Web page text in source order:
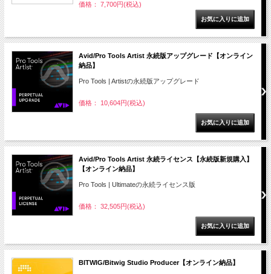
価格： 7,700円(税込)
Avid/Pro Tools Artist 永続版アップグレード【オンライン
納品】
Pro Tools | Artistの永続版アップグレード
価格： 10,604円(税込)
Avid/Pro Tools Artist 永続ライセンス【永続版新規購入】
【オンライン納品】
Pro Tools | Ultimateの永続ライセンス版
価格： 32,505円(税込)
BITWIG/Bitwig Studio Producer【オンライン納品】